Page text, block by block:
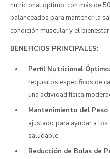
nutricional óptimo, con más de
balanceados para mantener la
condición muscular y el
BENEFICIOS PRINCIPALES:
Perfil Nutricional Óptimo:
requisitos específicos de
una actividad física
Mantenimiento del Peso
ajustado para ayudar a
saludable.
Reducción de Bolas de